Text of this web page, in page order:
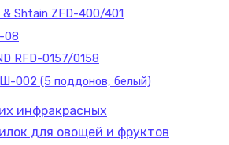
& Shtain ZFD-400/401
08
RFD-0157/0158
002 (5 поддонов, белый)
инфракрасных
для овощей и фруктов